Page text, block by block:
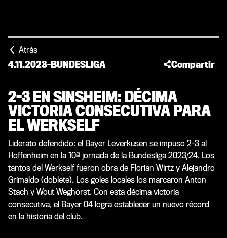
Atrás
4.11.2023-BUNDESLIGA Compartir
2-3 EN SINSHEIM: DÉCIMA
VICTORIA CONSECUTIVA PARA
EL WERKSELF
Liderato defendido: el Bayer Leverkusen se impuso 2-3 al
Hoffenheim en la 10ª jornada de la Bundesliga 2023/24. Los
tantos del Werkself fueron obra de Florian Wirtz y Alejandro
Grimaldo (doblete). Los goles locales los marcaron Anton
Stach y Wout Weghorst. Con esta décima victoria
consecutiva, el Bayer 04 logra establecer un nuevo récord
en la historia del club.